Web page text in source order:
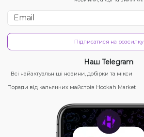
Підписатися на розсилку
Наш Telegram
Всі найактуальніші новини, добірки та мікси
Поради від кальянних майстрів Hookah Market